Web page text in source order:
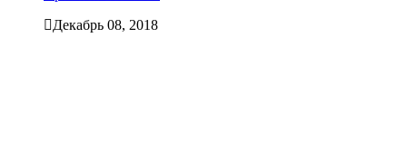
Декабрь 08, 2018